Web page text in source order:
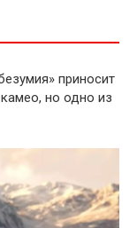
приносит
но одно из